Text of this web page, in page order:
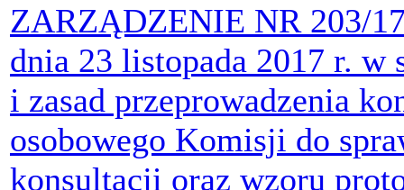
ZARZĄDZENIE NR 203/
dnia 23 listopada 2017 r. w
i zasad przeprowadzenia
osobowego Komisji do
konsultacji oraz wzoru